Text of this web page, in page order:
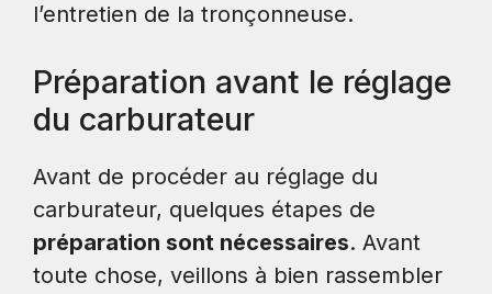
l’entretien de la tronçonneuse.
Préparation avant le réglage
du carburateur
Avant de procéder au réglage du
carburateur, quelques étapes de
préparation sont nécessaires. Avant
toute chose, veillons à bien rassembler